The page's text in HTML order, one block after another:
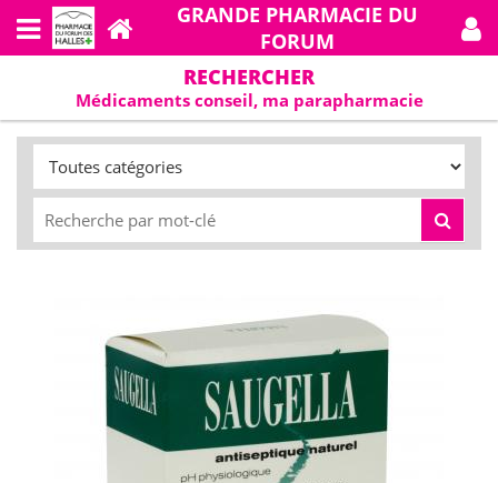
GRANDE PHARMACIE DU
FORUM
RECHERCHER
Médicaments conseil, ma parapharmacie